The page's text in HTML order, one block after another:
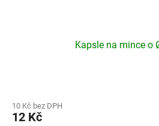
Kapsle na mince o
produktu
je
10 Kč bez DPH
12 Kč